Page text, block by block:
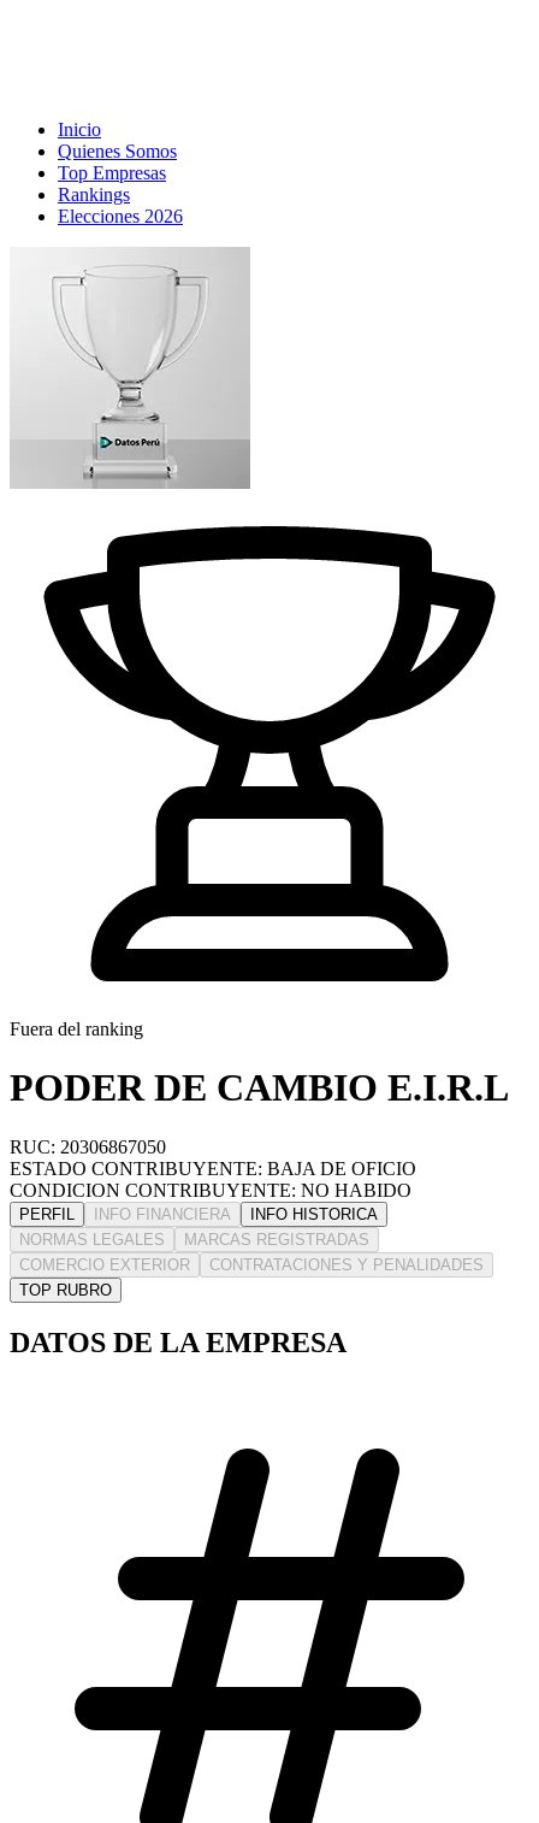
Inicio
Quienes Somos
Top Empresas
Rankings
Elecciones 2026
Fuera del ranking
PODER DE CAMBIO E.I.R.L
RUC: 20306867050
ESTADO CONTRIBUYENTE: BAJA DE OFICIO
CONDICION CONTRIBUYENTE: NO HABIDO
PERFIL INFO FINANCIERA
INFO HISTORICA
NORMAS LEGALES
MARCAS REGISTRADAS
COMERCIO EXTERIOR
CONTRATACIONES Y PENALIDADES
TOP RUBRO
DATOS DE LA EMPRESA